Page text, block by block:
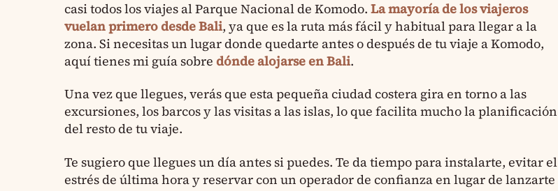
casi todos los viajes al Parque Nacional de Komodo. La mayoría de los viajeros
vuelan primero desde Bali, ya que es la ruta más fácil y habitual para llegar a la
zona. Si necesitas un lugar donde quedarte antes o después de tu viaje a Komodo,
aquí tienes mi guía sobre dónde alojarse en Bali.
Una vez que llegues, verás que esta pequeña ciudad costera gira en torno a las
excursiones, los barcos y las visitas a las islas, lo que facilita mucho la planificación
del resto de tu viaje.
Te sugiero que llegues un día antes si puedes. Te da tiempo para instalarte, evitar el
estrés de última hora y reservar con un operador de confianza en lugar de lanzarte